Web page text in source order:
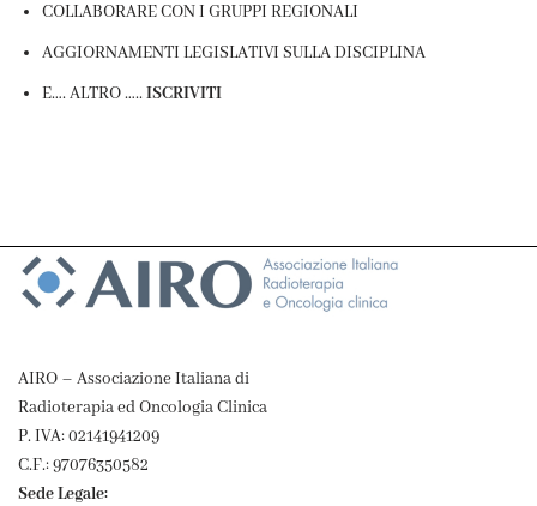
COLLABORARE CON I GRUPPI REGIONALI
AGGIORNAMENTI LEGISLATIVI SULLA DISCIPLINA
E…. ALTRO …..ISCRIVITI
AIRO – Associazione Italiana di
Radioterapia ed Oncologia Clinica
P. IVA: 02141941209
C.F.: 97076350582
Sede Legale: